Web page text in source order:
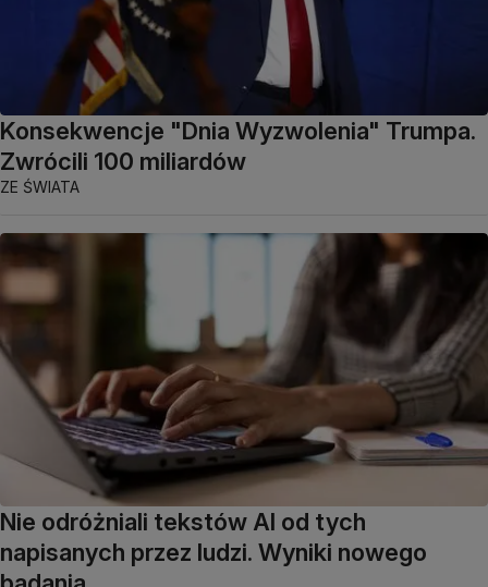
Konsekwencje "Dnia Wyzwolenia" Trumpa.
Zwrócili 100 miliardów
ZE ŚWIATA
Nie odróżniali tekstów AI od tych
napisanych przez ludzi. Wyniki nowego